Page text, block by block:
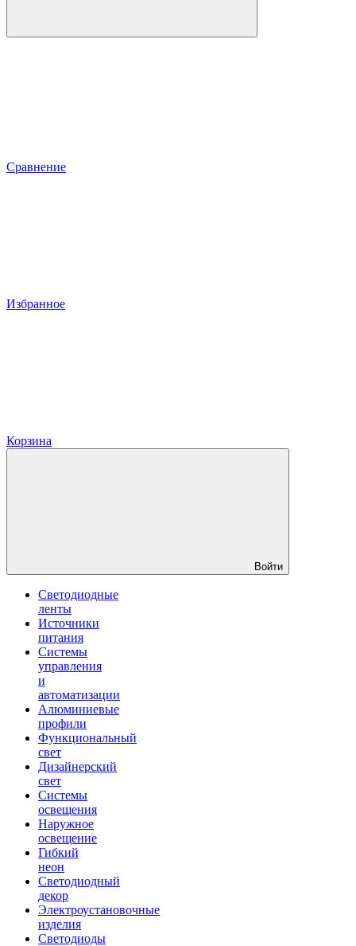
Сравнение
Избранное
Корзина
Войти
Светодиодные
ленты
Источники
питания
Системы
управления
и
автоматизации
Алюминиевые
профили
Функциональный
свет
Дизайнерский
свет
Системы
освещения
Наружное
освещение
Гибкий
неон
Светодиодный
декор
Электроустановочные
изделия
Светодиоды